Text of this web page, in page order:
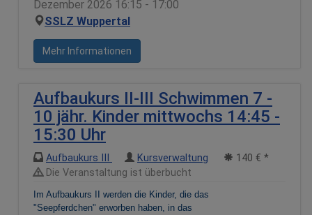
Dezember 2026 16:15 - 17:00
SSLZ Wuppertal
Mehr Informationen
Aufbaukurs II-III Schwimmen 7 -
10 jähr. Kinder mittwochs 14:45 -
15:30 Uhr
Aufbaukurs III Kursverwaltung
140 € *
Die Veranstaltung ist überbucht
Im Aufbaukurs II werden die Kinder, die das
"Seepferdchen" erworben haben, in das